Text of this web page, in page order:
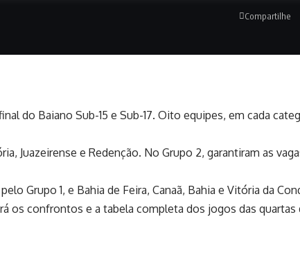
Compartilhe
do Baiano Sub-15 e Sub-17. Oito equipes, em cada
Juazeirense e Redenção. No Grupo 2, garantiram as
Grupo 1, e Bahia de Feira, Canaã, Bahia e Vitória da
os confrontos e a tabela completa dos jogos das quartas